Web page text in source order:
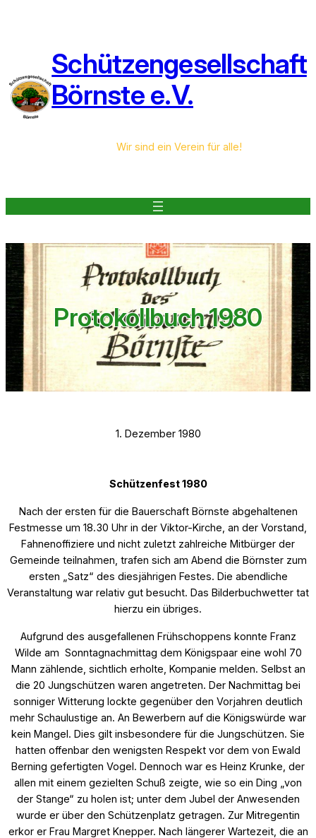
Schützengesellschaft
Börnste e.V.
Wir sind ein Verein für alle!
Protokollbuch 1980
1. Dezember 1980
Schützenfest 1980
Nach der ersten für die Bauerschaft Börnste abgehaltenen
Festmesse um 18.30 Uhr in der Viktor-Kirche, an der Vorstand,
Fahnenoffiziere und nicht zuletzt zahlreiche Mitbürger der
Gemeinde teilnahmen, trafen sich am Abend die Börnster zum
ersten „Satz“ des diesjährigen Festes. Die abendliche
Veranstaltung war relativ gut besucht. Das Bilderbuchwetter tat
hierzu ein übriges.
Aufgrund des ausgefallenen Frühschoppens konnte Franz
Wilde am Sonntagnachmittag dem Königspaar eine wohl 70
Mann zählende, sichtlich erholte, Kompanie melden. Selbst an
die 20 Jungschützen waren angetreten. Der Nachmittag bei
sonniger Witterung lockte gegenüber den Vorjahren deutlich
mehr Schaulustige an. An Bewerbern auf die Königswürde war
kein Mangel. Dies gilt insbesondere für die Jungschützen. Sie
hatten offenbar den wenigsten Respekt vor dem von Ewald
Berning gefertigten Vogel. Dennoch war es Heinz Krunke, der
allen mit einem gezielten Schuß zeigte, wie so ein Ding „von
der Stange“ zu holen ist; unter dem Jubel der Anwesenden
wurde er über den Schützenplatz getragen. Zur Mitregentin
erkor er Frau Margret Knepper. Nach längerer Wartezeit, die an